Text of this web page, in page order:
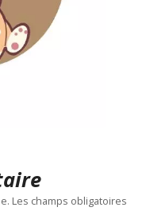
Les champs obligatoires